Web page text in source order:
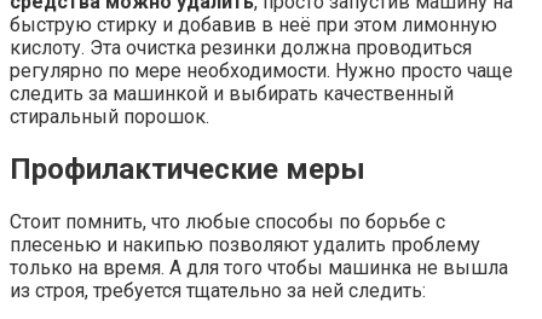
быструю стирку и добавив в неё при этом лимонную
кислоту. Эта очистка резинки должна проводиться
регулярно по мере необходимости. Нужно просто чаще
следить за машинкой и выбирать качественный
стиральный порошок.
Профилактические меры
Стоит помнить, что любые способы по борьбе с
плесенью и накипью позволяют удалить проблему
только на время. А для того чтобы машинка не вышла
из строя, требуется тщательно за ней следить: